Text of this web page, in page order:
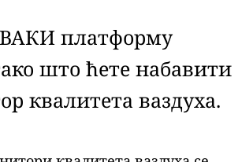
платформу
што ћете набавити
квалитета ваздуха.